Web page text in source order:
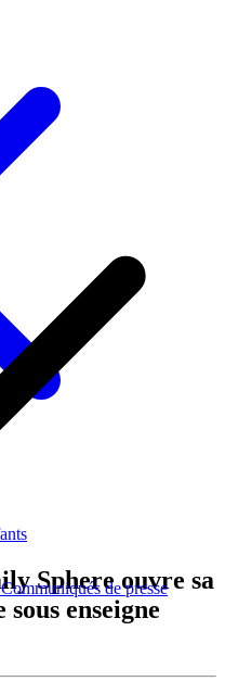
Communiqués de presse
Sphere ouvre sa
enseigne